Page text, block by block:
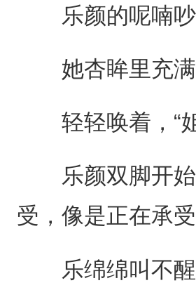
乐颜的呢喃吵
她杏眸里充满
轻轻唤着，“
乐颜双脚开始
受，像是正在承
乐绵绵叫不醒